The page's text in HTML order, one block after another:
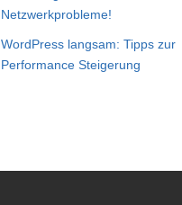
Netzwerkprobleme!
WordPress langsam: Tipps zur
Performance Steigerung